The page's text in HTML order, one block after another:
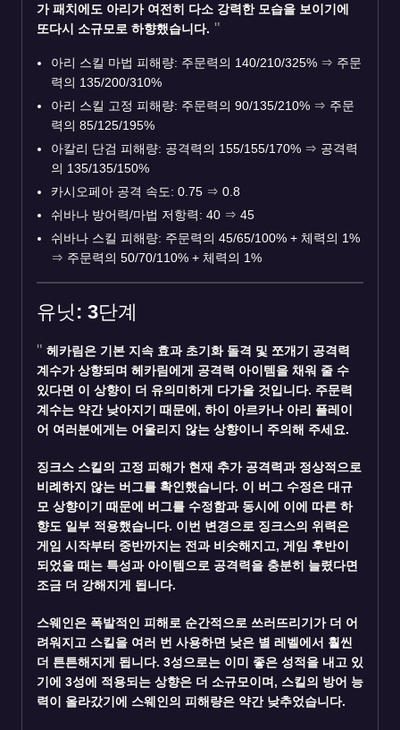
가 패치에도 아리가 여전히 다소 강력한 모습을 보이기에
또다시 소규모로 하향했습니다.
아리 스킬 마법 피해량: 주문력의 140/210/325% ⇒ 주문
력의 135/200/310%
아리 스킬 고정 피해량: 주문력의 90/135/210% ⇒ 주문
력의 85/125/195%
아칼리 단검 피해량: 공격력의 155/155/170% ⇒ 공격력
의 135/135/150%
카시오페아 공격 속도: 0.75 ⇒ 0.8
쉬바나 방어력/마법 저항력: 40 ⇒ 45
쉬바나 스킬 피해량: 주문력의 45/65/100% + 체력의 1%
⇒ 주문력의 50/70/110% + 체력의 1%
유닛: 3단계
헤카림은 기본 지속 효과 초기화 돌격 및 쪼개기 공격력
계수가 상향되며 헤카림에게 공격력 아이템을 채워 줄 수
있다면 이 상향이 더 유의미하게 다가올 것입니다. 주문력
계수는 약간 낮아지기 때문에, 하이 아르카나 아리 플레이
어 여러분에게는 어울리지 않는 상향이니 주의해 주세요.
징크스 스킬의 고정 피해가 현재 추가 공격력과 정상적으로
비례하지 않는 버그를 확인했습니다. 이 버그 수정은 대규
모 상향이기 때문에 버그를 수정함과 동시에 이에 따른 하
향도 일부 적용했습니다. 이번 변경으로 징크스의 위력은
게임 시작부터 중반까지는 전과 비슷해지고, 게임 후반이
되었을 때는 특성과 아이템으로 공격력을 충분히 늘렸다면
조금 더 강해지게 됩니다.
스웨인은 폭발적인 피해로 순간적으로 쓰러뜨리기가 더 어
려워지고 스킬을 여러 번 사용하면 낮은 별 레벨에서 훨씬
더 튼튼해지게 됩니다. 3성으로는 이미 좋은 성적을 내고 있
기에 3성에 적용되는 상향은 더 소규모이며, 스킬의 방어 능
력이 올라갔기에 스웨인의 피해량은 약간 낮추었습니다.